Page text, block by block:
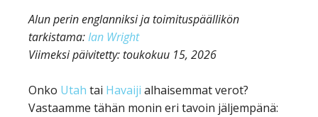
Alun perin englanniksi ja toimituspäällikön
tarkistama:Ian Wright
Viimeksi päivitetty:toukokuu 15, 2026
Onko Utah tai Havaiji alhaisemmat verot?
Vastaamme tähän monin eri tavoin jäljempänä: